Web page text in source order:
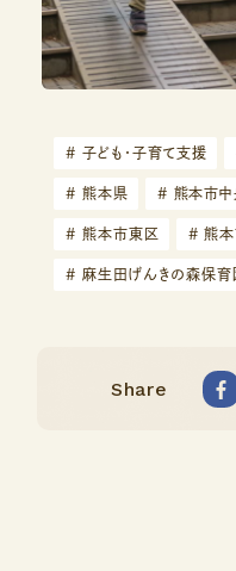
# 子ども・子育て支援
# 熊本県 # 熊本市中
# 熊本市東区 # 熊
# 麻生田げんきの森保育
Share